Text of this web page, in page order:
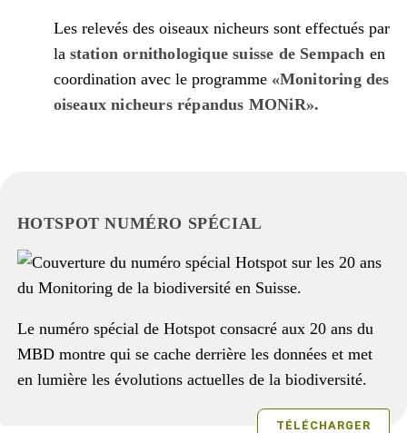
Les relevés des oiseaux nicheurs sont effectués par
la station ornithologique suisse de Sempach en
coordination avec le programme «Monitoring des
oiseaux nicheurs répandus MONiR».
HOTSPOT NUMÉRO SPÉCIAL
Le numéro spécial de Hotspot consacré aux 20 ans du
MBD montre qui se cache derrière les données et met
en lumière les évolutions actuelles de la biodiversité.
TÉLÉCHARGER